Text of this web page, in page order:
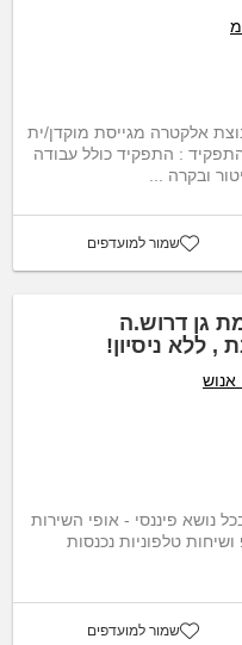
אלקטרה מגייסת מוקדן/ית
גדולה תיאור התפקיד : התפקיד כולל עבודה
ובקרה ...
שמור למועדפים
גן דרוש.ה
, ללא ניסיון!
נושא פיננסי - אופי השירות
טלפוניות נכנסות
שמור למועדפים